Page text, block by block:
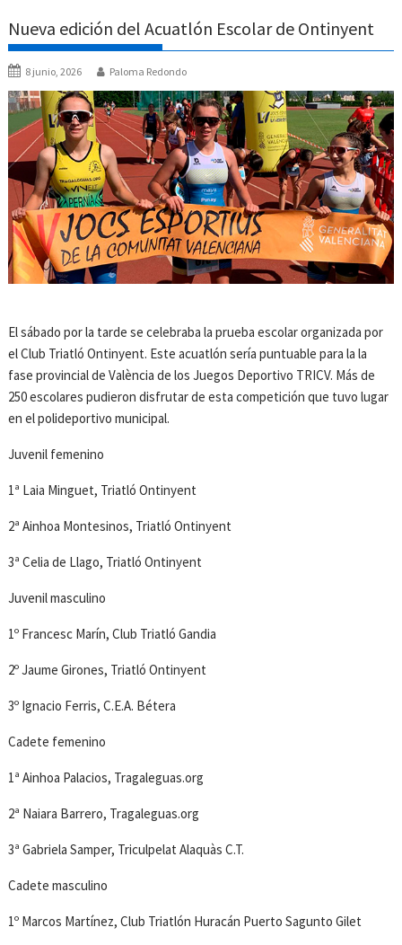
Nueva edición del Acuatlón Escolar de Ontinyent
8 junio, 2026 Paloma Redondo
El sábado por la tarde se celebraba la prueba escolar organizada por
el Club Triatló Ontinyent. Este acuatlón sería puntuable para la la
fase provincial de València de los Juegos Deportivo TRICV. Más de
250 escolares pudieron disfrutar de esta competición que tuvo lugar
en el polideportivo municipal.
Juvenil femenino
1ª Laia Minguet, Triatló Ontinyent
2ª Ainhoa Montesinos, Triatló Ontinyent
3ª Celia de Llago, Triatló Ontinyent
Juvenil masculino
1º Francesc Marín, Club Triatló Gandia
2º Jaume Girones, Triatló Ontinyent
3º Ignacio Ferris, C.E.A. Bétera
Cadete femenino
1ª Ainhoa Palacios, Tragaleguas.org
2ª Naiara Barrero, Tragaleguas.org
3ª Gabriela Samper, Triculpelat Alaquàs C.T.
Cadete masculino
1º Marcos Martínez, Club Triatlón Huracán Puerto Sagunto Gilet